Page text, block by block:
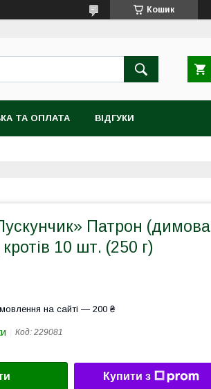
Кошик
ТА ОПЛАТА ВІДГУКИ
Патрон (димова
10 шт. (250 г)
на сайті — 200 ₴
Код: 229081
Купити з